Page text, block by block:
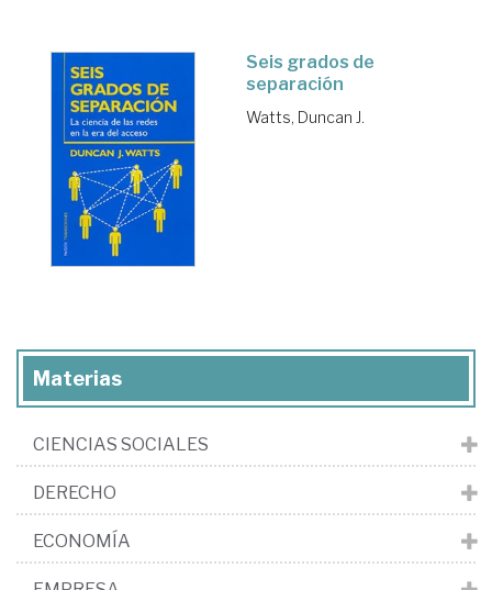
Seis grados de
separación
Watts, Duncan J.
Materias
CIENCIAS SOCIALES
DERECHO
ECONOMÍA